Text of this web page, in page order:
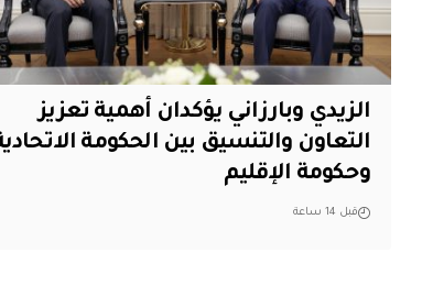
الزيدي وبارزاني يؤكدان أهمية تعزيز
التعاون والتنسيق بين الحكومة
وحكومة الإقليم
قبل 14 ساعة